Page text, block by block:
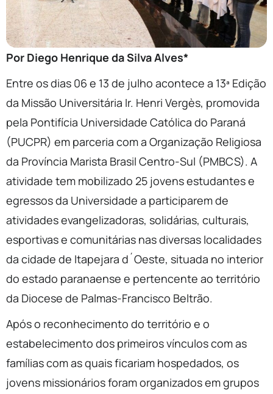
Por Diego Henrique da Silva Alves*
Entre os dias 06 e 13 de julho acontece a 13ª Edição
da Missão Universitária Ir. Henri Vergès, promovida
pela Pontifícia Universidade Católica do Paraná
(PUCPR) em parceria com a Organização Religiosa
da Província Marista Brasil Centro-Sul (PMBCS). A
atividade tem mobilizado 25 jovens estudantes e
egressos da Universidade a participarem de
atividades evangelizadoras, solidárias, culturais,
esportivas e comunitárias nas diversas localidades
da cidade de Itapejara d´Oeste, situada no interior
do estado paranaense e pertencente ao território
da Diocese de Palmas-Francisco Beltrão.
Após o reconhecimento do território e o
estabelecimento dos primeiros vínculos com as
famílias com as quais ficariam hospedados, os
jovens missionários foram organizados em grupos